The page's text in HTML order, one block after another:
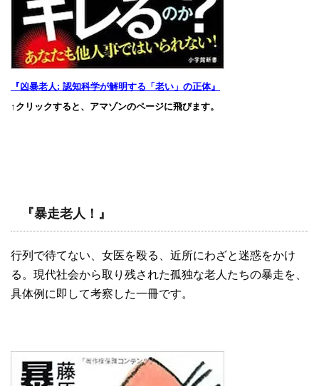
『凶暴老人: 認知科学が解明する「老い」の正体』
↑クリックすると、アマゾンのページに飛びます。
『暴走老人！』
行列で待てない、女医を殴る、近所にわざと迷惑をかけ
る。現代社会から取り残された孤独な老人たちの暴走を、
具体例に即して考察した一冊です。